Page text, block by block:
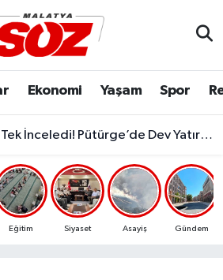
Ekonomi Yaşam Spor
Pütürge’de Dev Yatırımlar Masada..
Eğitim Siyaset Asayiş Gündem
Eczaneler
Vakitleri
Haritası
Durumu ve Fikstür